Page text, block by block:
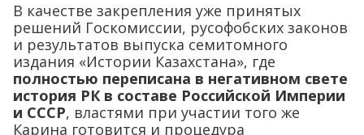
В качестве закрепления уже принятых
решений Госкомиссии, русофобских законов
и результатов выпуска семитомного
издания «Истории Казахстана», где
полностью переписана в негативном свете
история РК в составе Российской Империи
и СССР, властями при участии того же
Карина готовится и процедура